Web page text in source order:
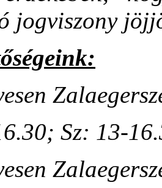
jogviszony
Sz: 13-